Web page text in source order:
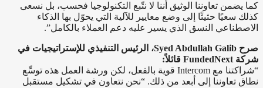
كما يضمن تعاوننا الوثيق أننا لا نتّبع التكنولوجيا فحسب، بل نسعى
كذلك سعيًا حثيثًا إلى وضع معايير للآلية التي يحوّل بها الذكاء
الاصطناعي النسق الذي يسير عليه دعم العملاء بالكامل”.
صرح Syed Abdullah Galib، الرئيس التنفيذي للإستراتيجيات في
شركة FundedNext‏ قائلاً:
“شراكتنا مع Intercom قوية بالفعل، لكن ورشة العمل هذه توسِّع
نطاق تعاوننا إلى أبعد من ذلك. “نحن نتعاون في تشكيل مستقبل